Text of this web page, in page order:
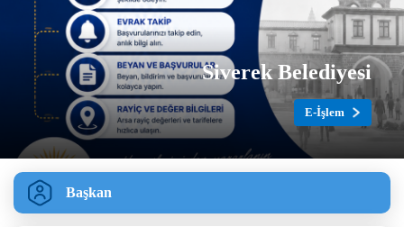
Whatsapp Destek Hattı
Siverek Belediyesi
E-İşlem
Çözüm Hattı
Başkan